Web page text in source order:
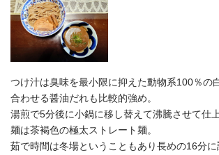
つけ汁は臭味を最小限に抑えた動物系100％の
合わせる醤油だれも比較的強め。
湯煎で5分後に小鍋に移し替えて沸騰させて仕上
麺は茶褐色の極太ストレート麺。
茹で時間は冬場ということもあり長めの16分に